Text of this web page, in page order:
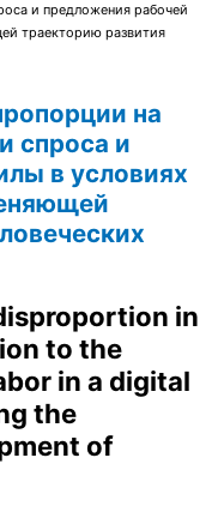
и предложения рабочей
траекторию развития
на
спроса и
в условиях
in
to the
in a digital
the
of